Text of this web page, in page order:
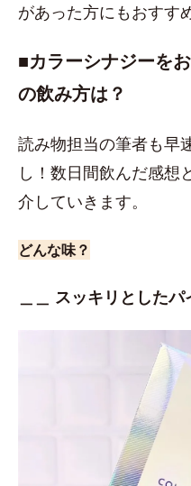
があった方にもおすす
■カラーシナジーを
の飲み方は？
読み物担当の筆者も早
し！数日間飲んだ感想
介していきます。
どんな味？
＿＿ スッキリとしたパ